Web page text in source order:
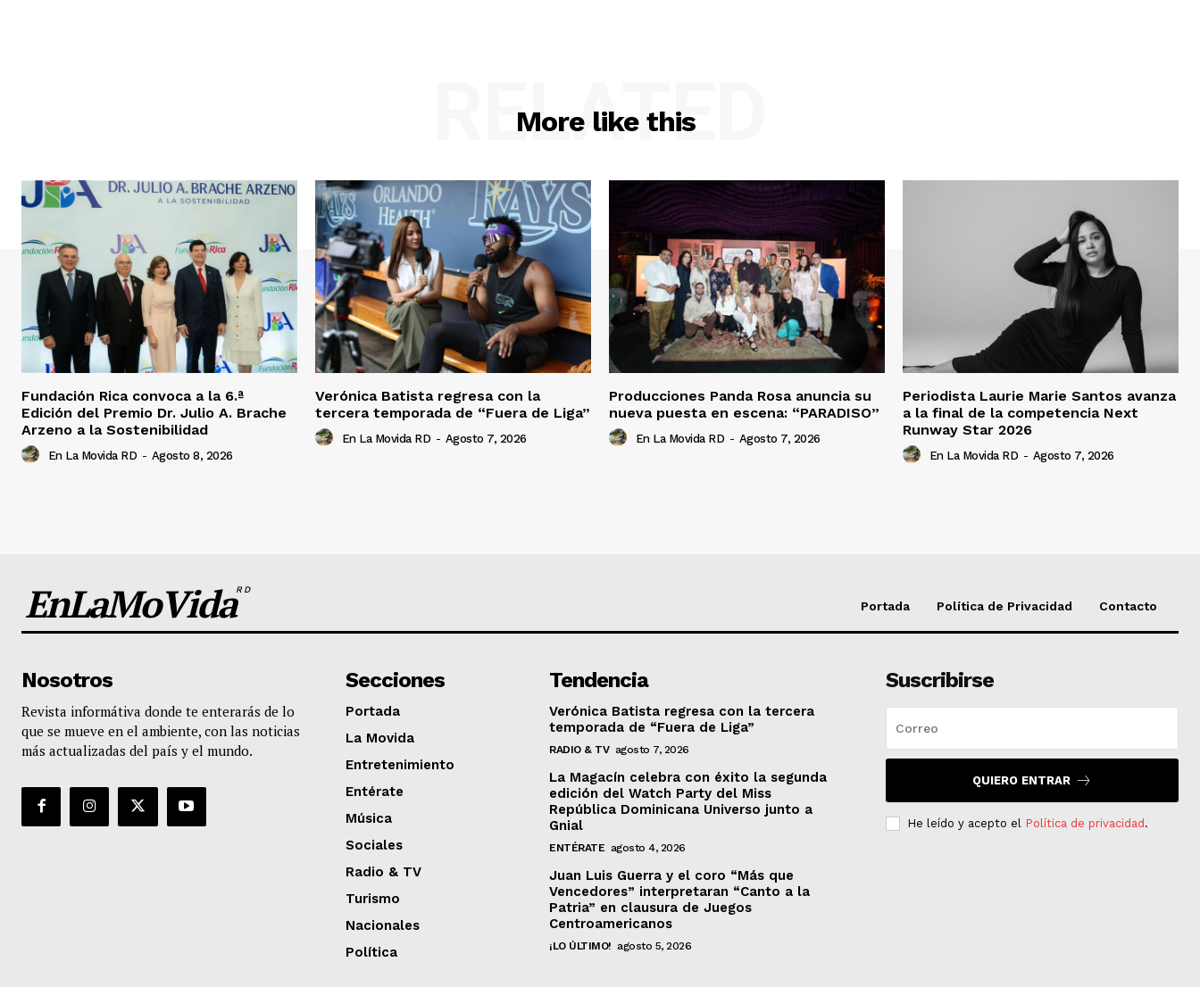
More like this
RELATED
Fundación Rica convoca a la 6.ª
Edición del Premio Dr. Julio A. Brache
Arzeno a la Sostenibilidad
En La Movida RD - Agosto 8, 2026
Verónica Batista regresa con la
tercera temporada de “Fuera de Liga”
En La Movida RD - Agosto 7, 2026
Producciones Panda Rosa anuncia su
nueva puesta en escena: “PARADISO”
En La Movida RD - Agosto 7, 2026
Periodista Laurie Marie Santos avanza
a la final de la competencia Next
Runway Star 2026
En La Movida RD - Agosto 7, 2026
EnLaMoVidaRD
Portada Política de Privacidad Contacto
Nosotros
Revista informátiva donde te enterarás de lo
que se mueve en el ambiente, con las noticias
más actualizadas del país y el mundo.
Secciones
Portada
La Movida
Entretenimiento
Entérate
Música
Sociales
Radio & TV
Turismo
Nacionales
Política
Tendencia
Verónica Batista regresa con la tercera
temporada de “Fuera de Liga”
RADIO & TV agosto 7, 2026
La Magacín celebra con éxito la segunda
edición del Watch Party del Miss
República Dominicana Universo junto a
Gnial
ENTÉRATE agosto 4, 2026
Juan Luis Guerra y el coro “Más que
Vencedores” interpretaran “Canto a la
Patria” en clausura de Juegos
Centroamericanos
¡LO ÚLTIMO! agosto 5, 2026
Suscribirse
QUIERO ENTRAR
He leído y acepto el Política de privacidad .